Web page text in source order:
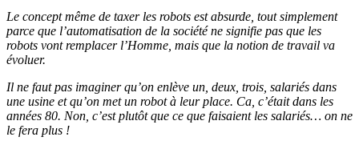
Link
Partager
Le concept même de taxer les robots est absurde, tout simplement
parce que l’automatisation de la société ne signifie pas que les
robots vont remplacer l’Homme, mais que la notion de travail va
évoluer.
Il ne faut pas imaginer qu’on enlève un, deux, trois, salariés dans
une usine et qu’on met un robot à leur place. Ca, c’était dans les
années 80. Non, c’est plutôt que ce que faisaient les salariés… on ne
le fera plus !